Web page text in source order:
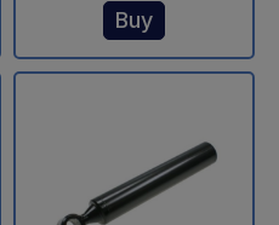
Buy